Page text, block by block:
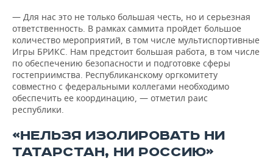
— Для нас это не только большая честь, но и серьезная
ответственность. В рамках саммита пройдет большое
количество мероприятий, в том числе мультиспортивные
Игры БРИКС. Нам предстоит большая работа, в том числе
по обеспечению безопасности и подготовке сферы
гостеприимства. Республиканскому оргкомитету
совместно с федеральными коллегами необходимо
обеспечить ее координацию, — отметил раис
республики.
«НЕЛЬЗЯ ИЗОЛИРОВАТЬ НИ
ТАТАРСТАН, НИ РОССИЮ»